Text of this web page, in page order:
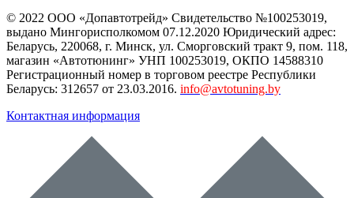
© 2022 ООО «Допавтотрейд» Свидетельство №100253019,
выдано Мингорисполкомом 07.12.2020 Юридический адрес:
Беларусь, 220068, г. Минск, ул. Сморговский тракт 9, пом. 118,
магазин «Автотюнинг» УНП 100253019, ОКПО 14588310
Регистрационный номер в торговом реестре Республики
Беларусь: 312657 от 23.03.2016. info@avtotuning.by
Контактная информация